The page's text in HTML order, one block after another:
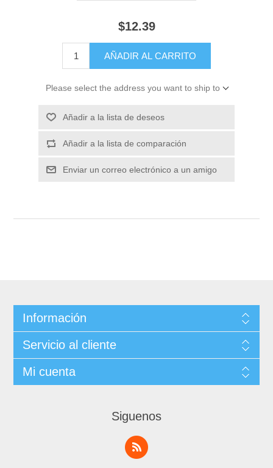
$12.39
Please select the address you want to ship to
Información
Servicio al cliente
Mi cuenta
Siguenos